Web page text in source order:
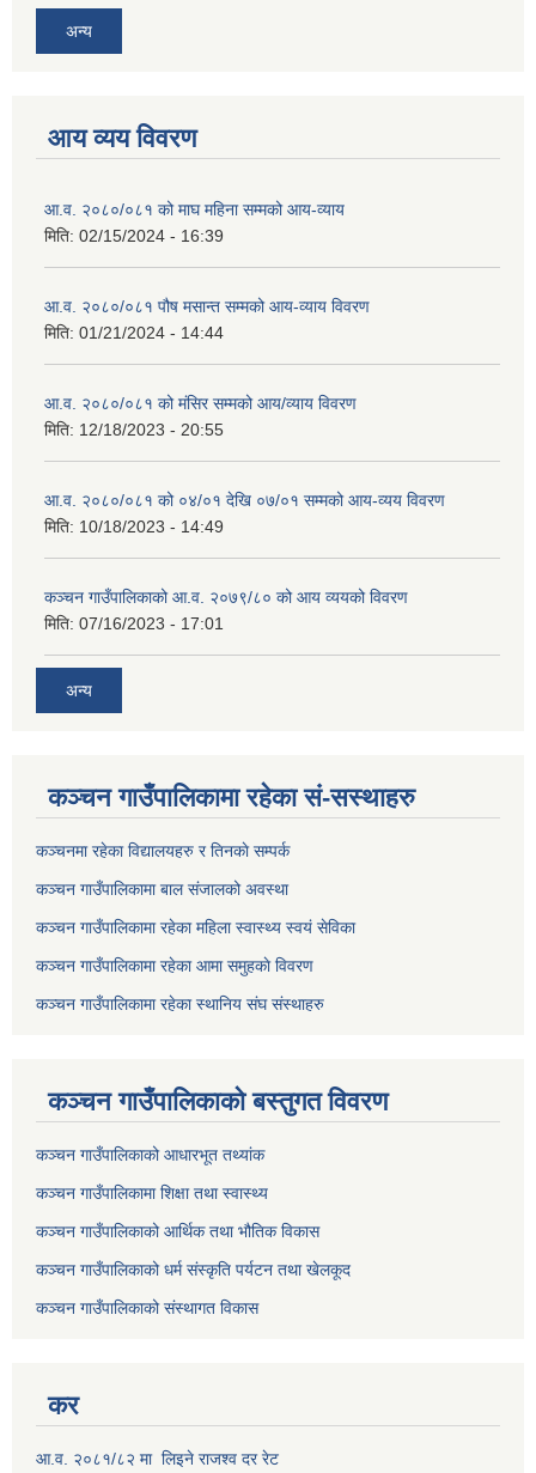
अन्य
आय व्यय विवरण
आ.व. २०८०/०८१ को माघ महिना सम्मको आय-व्याय
मिति: 02/15/2024 - 16:39
आ.व. २०८०/०८१ पौष मसान्त सम्मको आय-व्याय विवरण
मिति: 01/21/2024 - 14:44
आ.व. २०८०/०८१ को मंसिर सम्मको आय/व्याय विवरण
मिति: 12/18/2023 - 20:55
आ.व. २०८०/०८१ को ०४/०१ देखि ०७/०१ सम्मको आय-व्यय विवरण
मिति: 10/18/2023 - 14:49
कञ्‍चन गाउँपालिकाको आ.व. २०७९/८० को आय व्ययको विवरण
मिति: 07/16/2023 - 17:01
अन्य
कञ्चन गाउँपालिकामा रहेका सं-सस्थाहरु
कञ्चनमा रहेका विद्यालयहरु र तिनकाे सम्पर्क
कञ्चन गाउँपालिकामा बाल संजालको अवस्था
कञ्चन गाउँपालिकामा रहेका महिला स्वास्थ्य स्वयं सेविका
कञ्चन गाउँपालिकामा रहेका आमा समुहकाे विवरण
कञ्चन गाउँपालिकामा रहेका स्थानिय संघ संस्थाहरु
कञ्चन गाउँपालिकाकाे बस्तुगत विवरण
कञ्चन गाउँपालिकाको आधारभूत तथ्यांक
कञ्चन गाउँपालिकामा शिक्षा तथा स्वास्थ्य
कञ्चन गाउँपालिकाको आर्थिक तथा भौतिक विकास
कञ्चन गाउँपालिकाको धर्म संस्कृति पर्यटन तथा खेलकूद
कञ्चन गाउँपालिकाको संस्थागत विकास
कर
आ.व. २०८१/८२ मा लिइने राजश्व दर रेट